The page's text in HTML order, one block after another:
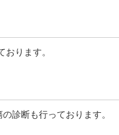
ります。
診断も行っております。